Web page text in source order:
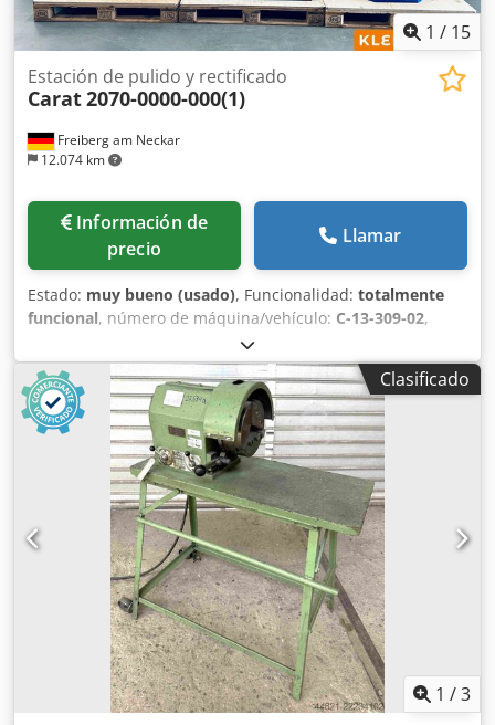
1 / 15
Freiberg am Neckar
12.074 km
Estación de pulido y rectificado
Carat2070-0000-000(1)
Información de
precio
Llamar
Estado: muy bueno (usado), Funcionalidad: totalmente
funcional, número de máquina/vehículo: C-13-309-02,
, peso total:
oportunidad de adquirir una estación de esmerilado y
pulido Carat usada de alta calidad: Este conjunto consta
de un armario de control y dos pulidoras de precisión,
equipadas con conexión robotizada para una máxima
eficacia. Ideal para aplicaciones profesionales en la
industria. Los robots a juego pueden ofrecerse por
separado. Dedpouzyctefx Aivjkr Año de construcción:
05.2013 Altura total: 240 cm Presión de aire: máx. 6 bar
Corriente nominal: 11,5 A Potencia nominal: 5,5 kW
Volumen de suministro: 3 palets con 2 pulidoras y 1
armario de control
Clasificado
1 /3